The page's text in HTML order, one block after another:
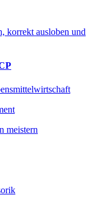
korrekt ausloben und
meistern